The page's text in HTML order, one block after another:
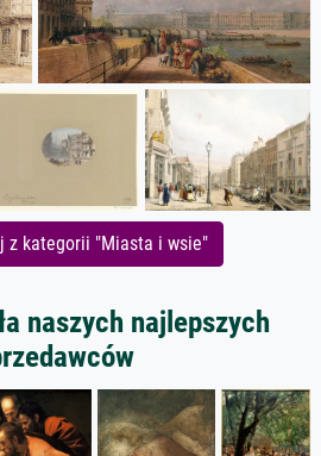
z kategorii "Miasta i wsie"
naszych najlepszych